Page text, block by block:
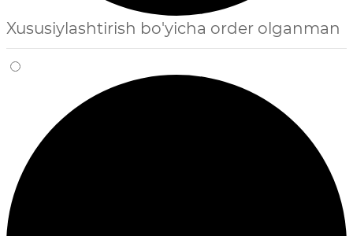
Xususiylashtirish bo'yicha order olganman